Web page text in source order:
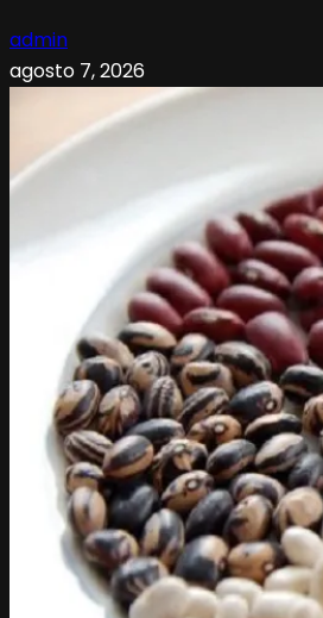
admin
agosto 7, 2026